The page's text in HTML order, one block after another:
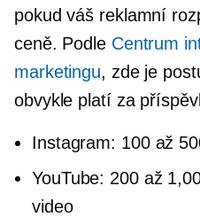
pokud váš reklamní
ceně. Podle Centrum
marketingu, zde je
obvykle platí za
Instagram: 100 až
YouTube: 200 až
video